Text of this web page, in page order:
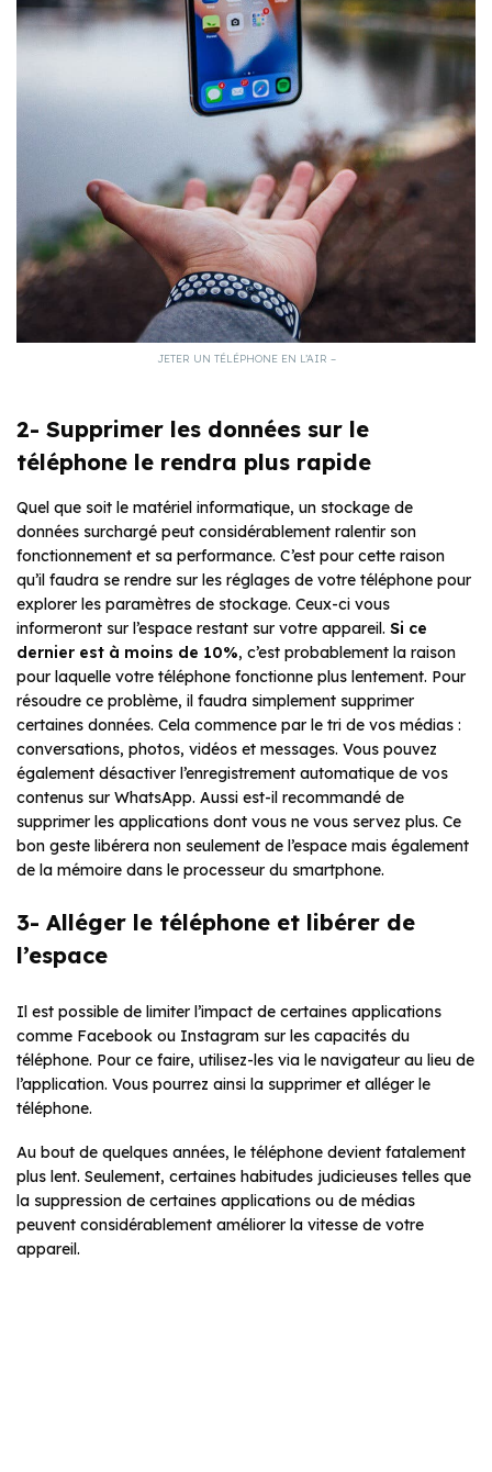
JETER UN TÉLÉPHONE EN L’AIR –
2- Supprimer les données sur le
téléphone le rendra plus rapide
Quel que soit le matériel informatique, un stockage de
données surchargé peut considérablement ralentir son
fonctionnement et sa performance. C’est pour cette raison
qu’il faudra se rendre sur les réglages de votre téléphone pour
explorer les paramètres de stockage. Ceux-ci vous
informeront sur l’espace restant sur votre appareil. Si ce
dernier est à moins de 10%, c’est probablement la raison
pour laquelle votre téléphone fonctionne plus lentement. Pour
résoudre ce problème, il faudra simplement supprimer
certaines données. Cela commence par le tri de vos médias :
conversations, photos, vidéos et messages. Vous pouvez
également désactiver l’enregistrement automatique de vos
contenus sur WhatsApp. Aussi est-il recommandé de
supprimer les applications dont vous ne vous servez plus. Ce
bon geste libérera non seulement de l’espace mais également
de la mémoire dans le processeur du smartphone.
3- Alléger le téléphone et libérer de
l’espace
Il est possible de limiter l’impact de certaines applications
comme Facebook ou Instagram sur les capacités du
téléphone. Pour ce faire, utilisez-les via le navigateur au lieu de
l’application. Vous pourrez ainsi la supprimer et alléger le
téléphone.
Au bout de quelques années, le téléphone devient fatalement
plus lent. Seulement, certaines habitudes judicieuses telles que
la suppression de certaines applications ou de médias
peuvent considérablement améliorer la vitesse de votre
appareil.